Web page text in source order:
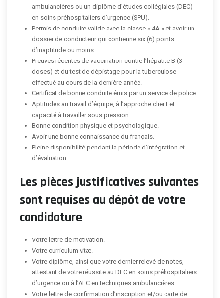
ambulancières ou un diplôme d’études collégiales (DEC)
en soins préhospitaliers d’urgence (SPU).
Permis de conduire valide avec la classe « 4A » et avoir un
dossier de conducteur qui contienne six (6) points
d’inaptitude ou moins.
Preuves récentes de vaccination contre l’hépatite B (3
doses) et du test de dépistage pour la tuberculose
effectué au cours de la dernière année.
Certificat de bonne conduite émis par un service de police.
Aptitudes au travail d’équipe, à l’approche client et
capacité à travailler sous pression.
Bonne condition physique et psychologique.
Avoir une bonne connaissance du français.
Pleine disponibilité pendant la période d’intégration et
d’évaluation.
Les pièces justificatives suivantes
sont requises au dépôt de votre
candidature
Votre lettre de motivation.
Votre curriculum vitæ.
Votre diplôme, ainsi que votre dernier relevé de notes,
attestant de votre réussite au DEC en soins préhospitaliers
d’urgence ou à l’AEC en techniques ambulancières.
Votre lettre de confirmation d’inscription et/ou carte de